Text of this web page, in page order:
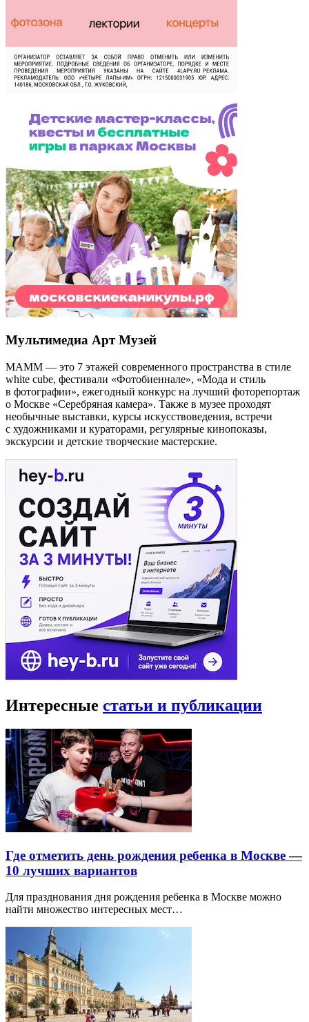
Мультимедиа Арт Музей
МАММ — это 7 этажей современного пространства в стиле
white cube, фестивали «Фотобиеннале», «Мода и стиль
в фотографии», ежегодный конкурс на лучший фоторепортаж
о Москве «Серебряная камера». Также в музее проходят
необычные выставки, курсы искусствоведения, встречи
с художниками и кураторами, регулярные кинопоказы,
экскурсии и детские творческие мастерские.
Интересные статьи и публикации
Где отметить день рождения ребенка в Москве —
10 лучших вариантов
Для празднования дня рождения ребенка в Москве можно
найти множество интересных мест…